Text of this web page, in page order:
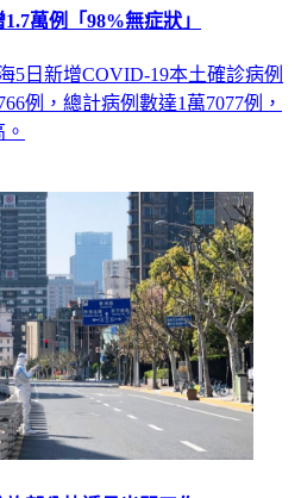
萬例「98%無症狀」
5日新增COVID-19本土確診病例
例，總計病例數達1萬7077例，